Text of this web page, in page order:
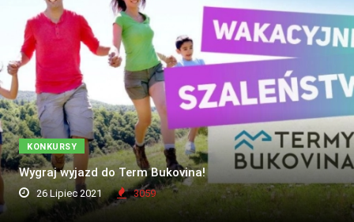
KONKURSY
Wygraj wyjazd do Term Bukovina!
26 Lipiec 2021 3059